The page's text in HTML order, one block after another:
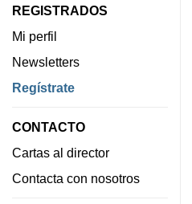
REGISTRADOS
Mi perfil
Newsletters
Regístrate
CONTACTO
Cartas al director
Contacta con nosotros